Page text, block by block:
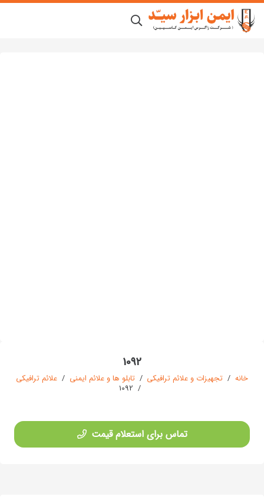
1092
خانه / تجهیزات و علائم ترافیکی / تابلو ها و علائم ایمنی / علائم ترافیکی
/
1092
تماس برای استعلام قیمت